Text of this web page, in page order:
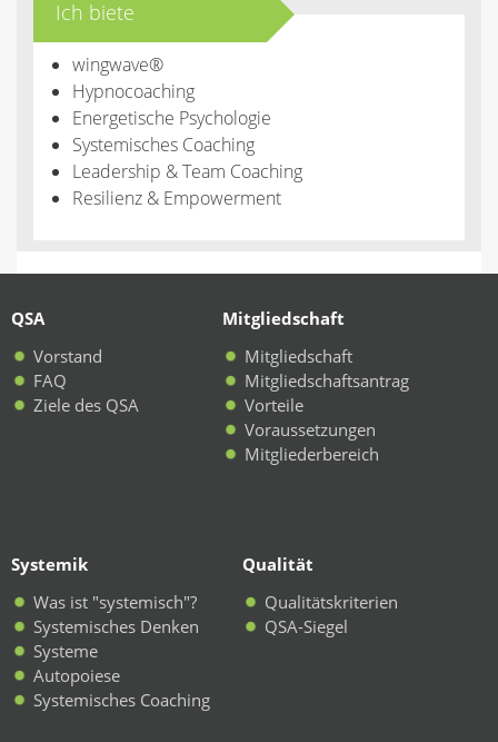
Ich biete
wingwave®
Hypnocoaching
Energetische Psychologie
Systemisches Coaching
Leadership & Team Coaching
Resilienz & Empowerment
QSA
Vorstand
FAQ
Ziele des QSA
Mitgliedschaft
Mitgliedschaft
Mitgliedschaftsantrag
Vorteile
Voraussetzungen
Mitgliederbereich
Systemik
Was ist "systemisch"?
Systemisches Denken
Systeme
Autopoiese
Systemisches Coaching
Qualität
Qualitätskriterien
QSA-Siegel